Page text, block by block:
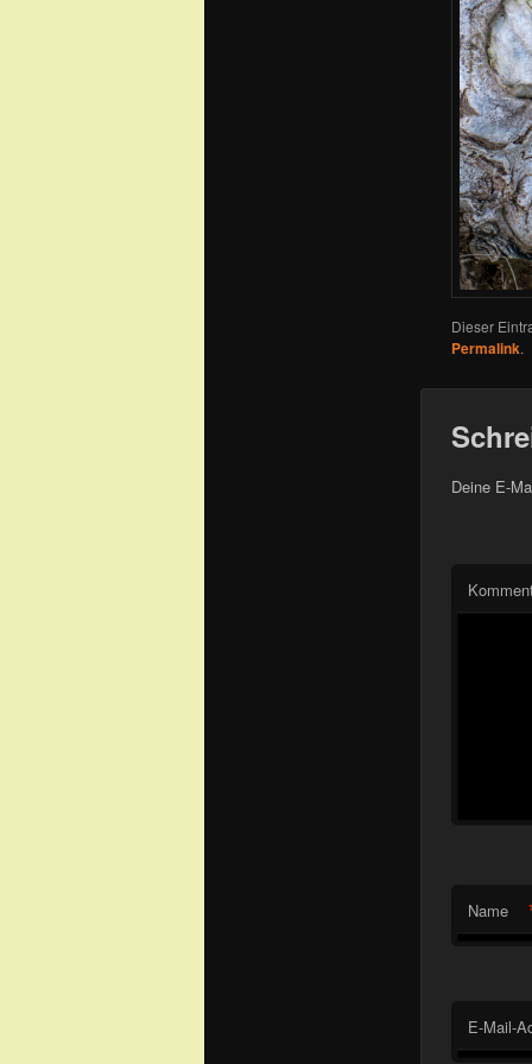
Dieser
Permalink.
Deine E-
Name
E-Mail-